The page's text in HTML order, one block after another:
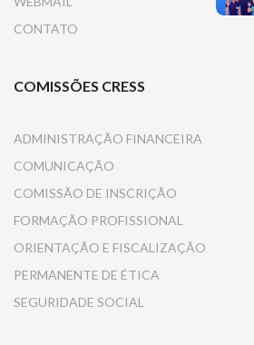
CONTATO
COMISSÕES CRESS
ADMINISTRAÇÃO FINANCEIRA
COMUNICAÇÃO
COMISSÃO DE INSCRIÇÃO
FORMAÇÃO PROFISSIONAL
ORIENTAÇÃO E FISCALIZAÇÃO
PERMANENTE DE ÉTICA
SEGURIDADE SOCIAL